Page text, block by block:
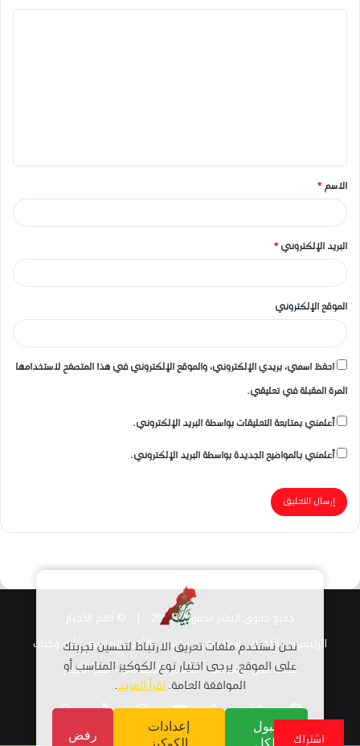
ق
*
الاسم *
البريد الإلكتروني *
الموقع الإلكتروني
احفظ اسمي، بريدي الإلكتروني، والموقع الإلكتروني في هذا المتصفح لاستخدامها
المرة المقبلة في تعليقي.
أعلمني بمتابعة التعليقات بواسطة البريد الإلكتروني.
أعلمني بالمواضيع الجديدة بواسطة البريد الإلكتروني.
جميع حقوق النشر محفوظة 2026 |
الرئيسية
الاخبار اسلاميات مجتمع الأخبار الرياضية أراء وكتاب
قناتنا على الواتساب استمارة الانضمام – أهم الأخبار
فيسبوكتويتر لينكدإنيوتيوبانستقرامTikTokواتساب
نحن نستخدم ملفات تعريف الارتباط لتحسين تجربتك
على الموقع. يرجى اختيار نوع الكوكيز المناسب أو
الموافقة العامة.اقرأ المزيد.
قبول
الكل
إعدادات
الكوكيز
رفض اشتراك